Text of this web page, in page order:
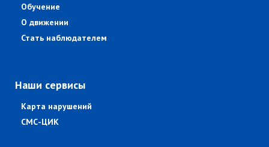
Обучение
О движении
Стать наблюдателем
Наши сервисы
Карта нарушений
СМС-ЦИК